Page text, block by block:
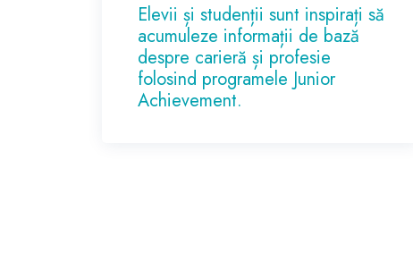
Elevii și studenții sunt inspirați să
acumuleze informații de bază
despre carieră și profesie
folosind programele Junior
Achievement.